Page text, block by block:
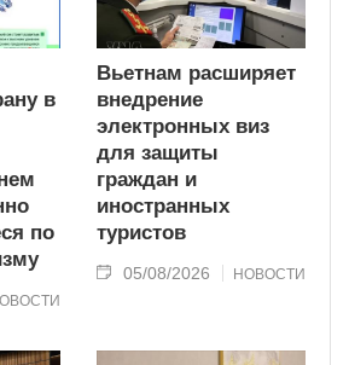
в
по
Вьетнам расширяет
внедрение
электронных виз
для защиты
граждан и
иностранных
туристов
05/08/2026 НОВОСТИ